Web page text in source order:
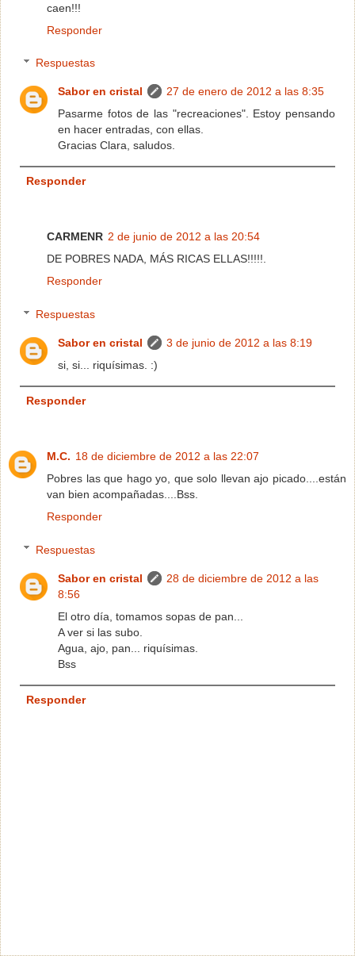
caen!!!
Responder
Respuestas
Sabor en cristal
27 de enero de 2012 a las 8:35
Pasarme fotos de las "recreaciones". Estoy pensando
en hacer entradas, con ellas.
Gracias Clara, saludos.
Responder
CARMENR 2 de junio de 2012 a las 20:54
DE POBRES NADA, MÁS RICAS ELLAS!!!!!.
Responder
Respuestas
Sabor en cristal
3 de junio de 2012 a las 8:19
si, si... riquísimas. :)
Responder
M.C. 18 de diciembre de 2012 a las 22:07
Pobres las que hago yo, que solo llevan ajo picado....están
van bien acompañadas....Bss.
Responder
Respuestas
Sabor en cristal
28 de diciembre de 2012 a las
8:56
El otro día, tomamos sopas de pan...
A ver si las subo.
Agua, ajo, pan... riquísimas.
Bss
Responder